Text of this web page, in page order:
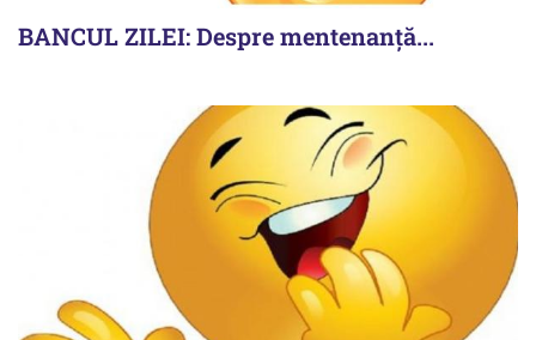
BANCUL ZILEI: Despre mentenanță...